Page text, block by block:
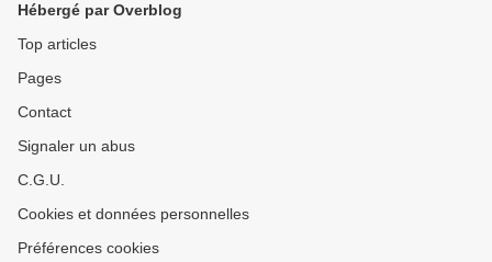
Hébergé par Overblog
Top articles
Pages
Contact
Signaler un abus
C.G.U.
Cookies et données personnelles
Préférences cookies